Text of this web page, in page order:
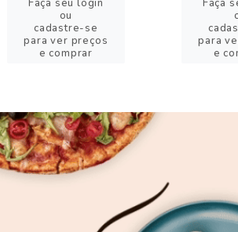
Faça seu login
ou
cadastre-se
para ver preços
e comprar
Faça
para
e